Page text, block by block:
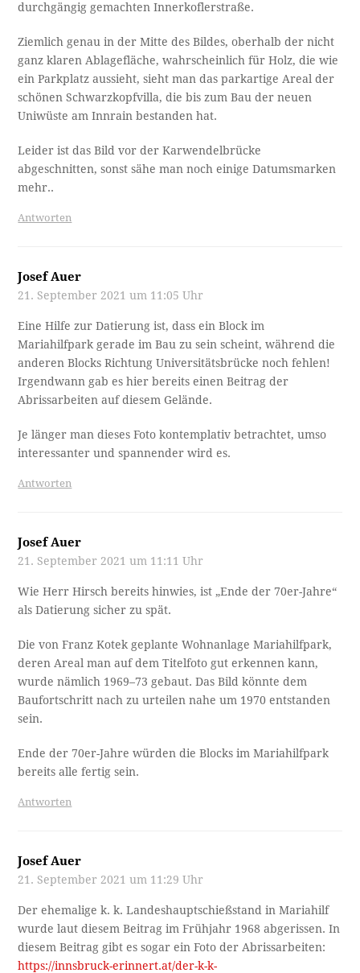
durchgängig gemachten Innerkoflerstraße.
Ziemlich genau in der Mitte des Bildes, oberhalb der nicht
ganz klaren Ablagefläche, wahrscheinlich für Holz, die wie
ein Parkplatz aussieht, sieht man das parkartige Areal der
schönen Schwarzkopfvilla, die bis zum Bau der neuen
Uniwüste am Innrain bestanden hat.
Leider ist das Bild vor der Karwendelbrücke
abgeschnitten, sonst sähe man noch einige Datumsmarken
mehr..
Antworten
Josef Auer
21. September 2021 um 11:05 Uhr
Eine Hilfe zur Datierung ist, dass ein Block im
Mariahilfpark gerade im Bau zu sein scheint, während die
anderen Blocks Richtung Universitätsbrücke noch fehlen!
Irgendwann gab es hier bereits einen Beitrag der
Abrissarbeiten auf diesem Gelände.
Je länger man dieses Foto kontemplativ betrachtet, umso
interessanter und spannender wird es.
Antworten
Josef Auer
21. September 2021 um 11:11 Uhr
Wie Herr Hirsch bereits hinwies, ist „Ende der 70er-Jahre“
als Datierung sicher zu spät.
Die von Franz Kotek geplante Wohnanlage Mariahilfpark,
deren Areal man auf dem Titelfoto gut erkennen kann,
wurde nämlich 1969–73 gebaut. Das Bild könnte dem
Baufortschritt nach zu urteilen nahe um 1970 entstanden
sein.
Ende der 70er-Jahre würden die Blocks im Mariahilfpark
bereits alle fertig sein.
Antworten
Josef Auer
21. September 2021 um 11:29 Uhr
Der ehemalige k. k. Landeshauptschießstand in Mariahilf
wurde laut diesem Beitrag im Frühjahr 1968 abgerissen. In
diesem Beitrag gibt es sogar ein Foto der Abrissarbeiten:
https://innsbruck-erinnert.at/der-k-k-